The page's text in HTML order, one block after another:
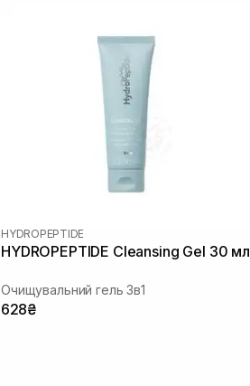
HYDROPEPTIDE
HYDROPEPTIDE Cleansing Gel 30 мл
Очищувальний гель 3в1
628₴